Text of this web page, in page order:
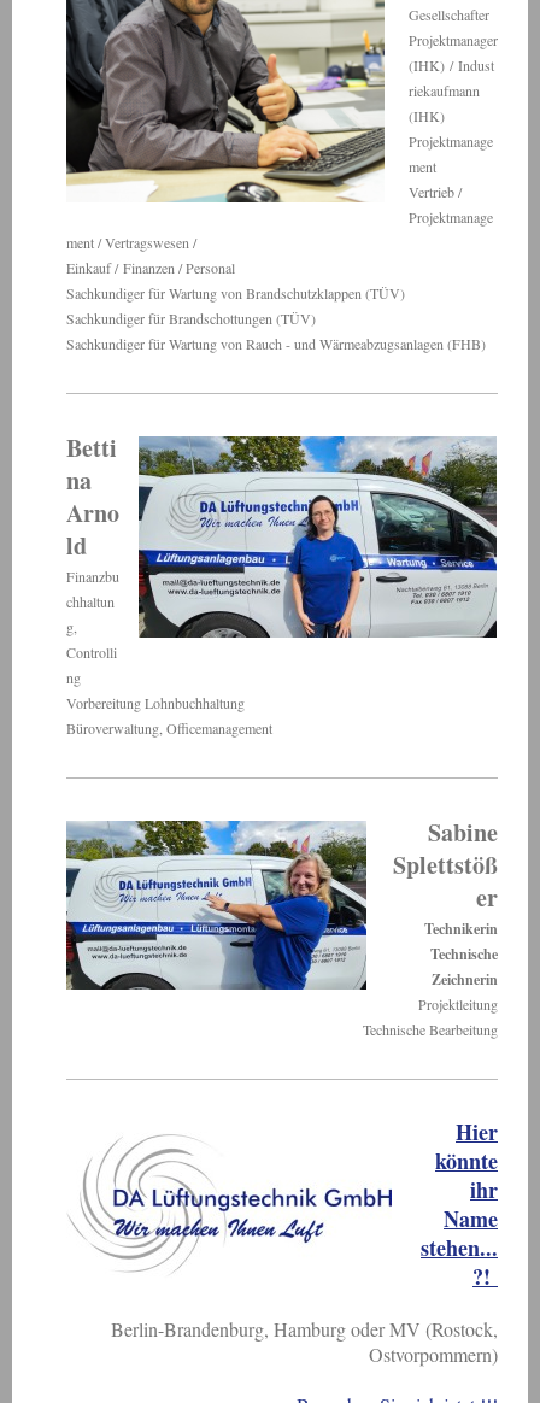
Gesellschafter
Projektmanager
(IHK) / Indust
riekaufmann
(IHK)
Projektmanage
ment
Vertrieb /
Projektmanage
ment / Vertragswesen /
Einkauf / Finanzen / Personal
Sachkundiger für Wartung von Brandschutzklappen (TÜV)
Sachkundiger für Brandschottungen (TÜV)
Sachkundiger für Wartung von Rauch - und Wärmeabzugsanlagen (FHB)
Betti
na
Arno
ld
Finanzbu
chhaltun
g,
Controlli
ng
Vorbereitung Lohnbuchhaltung
Büroverwaltung, Officemanagement
Sabine
Splettstöß
er
Technikerin
Technische
Zeichnerin
Projektleitung
Technische Bearbeitung
Hier
könnte
ihr
Name
stehen...
?!
Berlin-Brandenburg, Hamburg oder MV (Rostock,
Ostvorpommern)